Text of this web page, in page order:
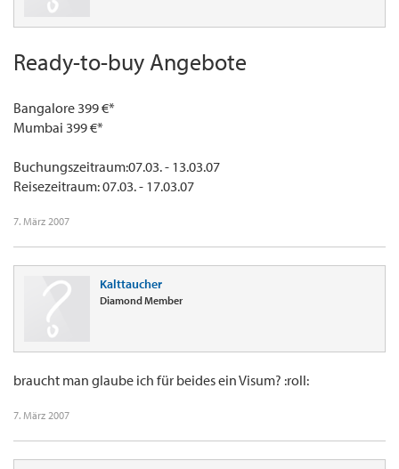
Ready-to-buy Angebote
Bangalore 399 €*
Mumbai 399 €*
Buchungszeitraum:07.03. - 13.03.07
Reisezeitraum: 07.03. - 17.03.07
7. März 2007
Kalttaucher
Diamond Member
braucht man glaube ich für beides ein Visum? :roll:
7. März 2007